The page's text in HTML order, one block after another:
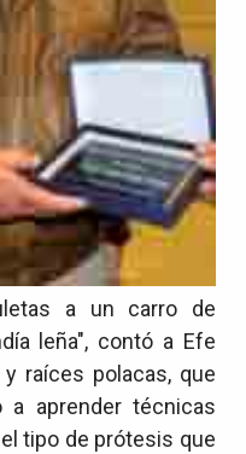
a un carro de
leña", contó a Efe
raíces polacas, que
a aprender técnicas
tipo de prótesis que